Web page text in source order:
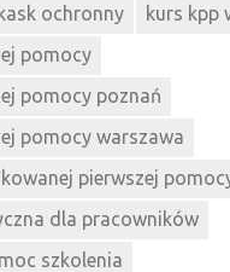
kask ochronny
kurs kpp
pomocy
pomocy poznań
pomocy warszawa
pierwszej
dla pracowników
szkolenia